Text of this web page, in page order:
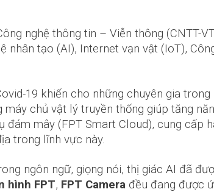
nghệ thông tin – Viễn thông (CNTT-
tạo (AI), Internet vạn vật (IoT),
19 khiến cho những chuyên gia trong
chủ vật lý truyền thống giúp tăng
đám mây (FPT Smart Cloud), cung cấp
trong lĩnh vực này.
ngôn ngữ, giọng nói, thị giác AI đã
hình FPT, FPT Camera đều đang được